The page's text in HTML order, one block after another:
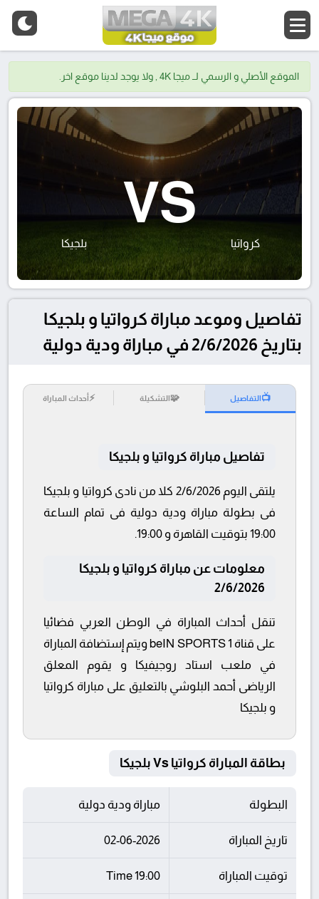
الموقع الأصلي و الرسمي لــ ميجا 4K , ولا يوجد لدينا موقع اخر.
كرواتيا
VS
بلجيكا
تفاصيل وموعد مباراة كرواتيا و بلجيكا
بتاريخ 2/6/2026 في مباراة ودية دولية
📺التفاصيل 🧩التشكيلة ⚡أحداث المباراة
تفاصيل مباراة كرواتيا و بلجيكا
يلتقى اليوم 2/6/2026 كلا من نادى كرواتيا و بلجيكا
فى بطولة مباراة ودية دولية فى تمام الساعة
19:00 بتوقيت القاهرة و 19:00.
معلومات عن مباراة كرواتيا و بلجيكا
2/6/2026
تنقل أحداث المباراة في الوطن العربي فضائيا
على قناة beIN SPORTS 1 ويتم إستضافة المباراة
في ملعب استاد روجيفيكا و يقوم المعلق
الرياضى أحمد البلوشي بالتعليق على مباراة كرواتيا
و بلجيكا
بطاقة المباراة كرواتيا Vs بلجيكا
البطولة مباراة ودية دولية
تاريخ المباراة 02-06-2026
توقيت المباراة 19:00 Time